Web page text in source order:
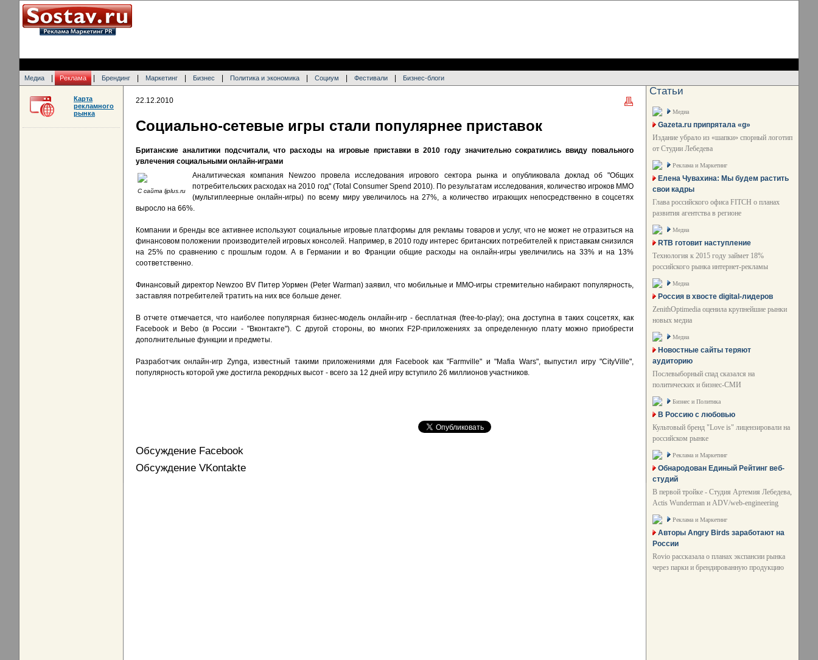
Медиа Реклама Брендинг Маркетинг Бизнес Политика и экономика Социум Фестивали Бизнес-блоги
22.12.2010
Социально-сетевые игры стали популярнее приставок
Британские аналитики подсчитали, что расходы на игровые приставки в 2010 году значительно сократились ввиду повального
увлечения социальными онлайн-играми
С сайта ljplus.ru
Аналитическая компания Newzoo провела исследования игрового сектора рынка и опубликовала доклад об "Общих
потребительских расходах на 2010 год" (Total Consumer Spend 2010). По результатам исследования, количество игроков MMO
(мультиплеерные онлайн-игры) по всему миру увеличилось на 27%, а количество играющих непосредственно в соцсетях
выросло на 66%.
Компании и бренды все активнее используют социальные игровые платформы для рекламы товаров и услуг, что не может не отразиться на
финансовом положении производителей игровых консолей. Например, в 2010 году интерес британских потребителей к приставкам снизился
на 25% по сравнению с прошлым годом. А в Германии и во Франции общие расходы на онлайн-игры увеличились на 33% и на 13%
соответственно.
Финансовый директор Newzoo BV Питер Уормен (Peter Warman) заявил, что мобильные и ММО-игры стремительно набирают популярность,
заставляя потребителей тратить на них все больше денег.
В отчете отмечается, что наиболее популярная бизнес-модель онлайн-игр - бесплатная (free-to-play); она доступна в таких соцсетях, как
Facebook и Bebo (в России - "Вконтакте"). С другой стороны, во многих F2P-приложениях за определенную плату можно приобрести
дополнительные функции и предметы.
Разработчик онлайн-игр Zynga, известный такими приложениями для Facebook как "Farmville" и "Mafia Wars", выпустил игру "CityVille",
популярность которой уже достигла рекордных высот - всего за 12 дней игру вступило 26 миллионов участников.
Обсуждение Facebook
Обсуждение VKontakte
Карта
рекламного
рынка
Статьи
Медиа
Gazeta.ru припрятала «g»
Издание убрало из «шапки» спорный логотип
от Студии Лебедева
Реклама и Маркетинг
Елена Чувахина: Мы будем растить
свои кадры
Глава российского офиса FITCH о планах
развития агентства в регионе
Медиа
RTB готовит наступление
Технология к 2015 году займет 18%
российского рынка интернет-рекламы
Медиа
Россия в хвосте digital-лидеров
ZenithOptimedia оценила крупнейшие рынки
новых медиа
Медиа
Новостные сайты теряют
аудиторию
Послевыборный спад сказался на
политических и бизнес-СМИ
Бизнес и Политика
В Россию с любовью
Культовый бренд "Love is" лицензировали на
российском рынке
Реклама и Маркетинг
Обнародован Единый Рейтинг веб-
студий
В первой тройке - Студия Артемия Лебедева,
Actis Wunderman и ADV/web-engineering
Реклама и Маркетинг
Авторы Angry Birds заработают на
России
Rovio рассказала о планах экспансии рынка
через парки и брендированную продукцию